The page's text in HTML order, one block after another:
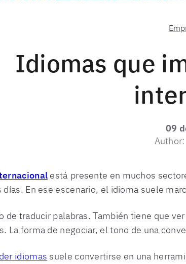
Idiomas que
09
Author:
está presente en muchos
En ese escenario, el idioma suele
de traducir palabras. También tiene que
La forma de negociar, el tono de una
idiomas suele convertirse en una